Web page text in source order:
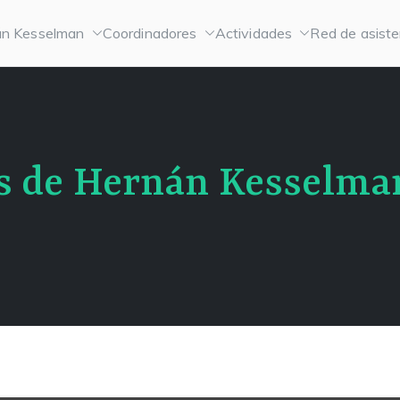
Kesselman Coordinadores Actividades Red de
de Hernán